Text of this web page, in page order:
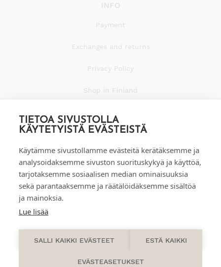
TIETOA SIVUSTOLLA
KÄYTETYISTÄ EVÄSTEISTÄ
Käytämme sivustollamme evästeitä kerätäksemme ja
analysoidaksemme sivuston suorituskykyä ja käyttöä,
tarjotaksemme sosiaalisen median ominaisuuksia
sekä parantaaksemme ja räätälöidäksemme sisältöä
ja mainoksia.
Lue lisää
SALLI KAIKKI EVÄSTEET ESTÄ KAIKKI
EVÄSTEASETUKSET
INFO
Payment
Exchanges and returns
Privacy Policy
Shop in Finland